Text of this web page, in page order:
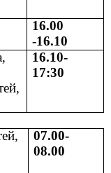
16.00
-16.10
16.10-
17:30
07.00-
08.00